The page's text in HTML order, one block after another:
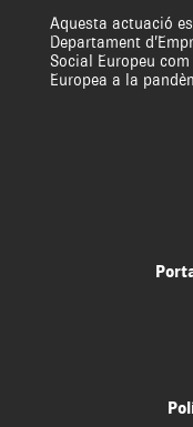
Aquesta actuació
Departament
Social Europeu
Europea a la